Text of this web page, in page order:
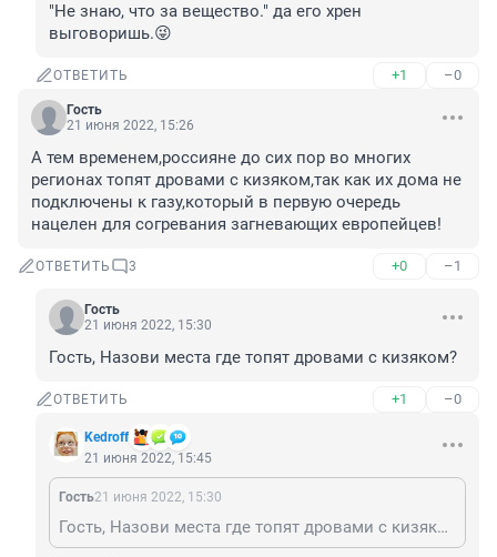
"Не знаю, что за вещество." да его хрен
выговоришь.😜
ОТВЕТИТЬ +1 –0
Гость
21 июня 2022, 15:26
А тем временем,россияне до сих пор во многих
регионах топят дровами с кизяком,так как их дома не
подключены к газу,который в первую очередь
нацелен для согревания загневающих европейцев!
ОТВЕТИТЬ 3 +0 –1
Гость
21 июня 2022, 15:30
Гость, Назови места где топят дровами с кизяком?
ОТВЕТИТЬ +1 –0
Kedroff
21 июня 2022, 15:45
Гость21 июня 2022, 15:30
Гость, Назови места где топят дровами с кизяком?